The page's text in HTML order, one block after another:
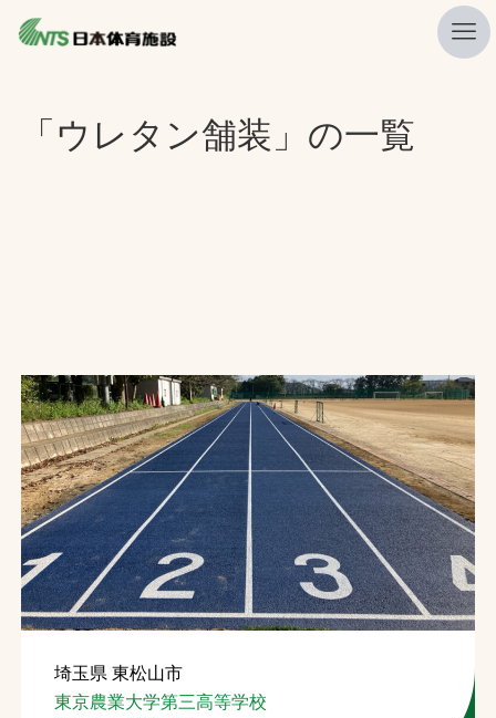
ニュース
会社概要
採用情報
検索
お問合せ
お取引先の皆様へ
ソーシャルメディアポリシー
「ウレタン舗装」の一覧
埼玉県 東松山市
東京農業大学第三高等学校